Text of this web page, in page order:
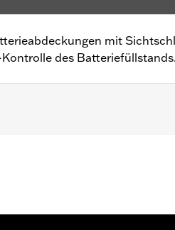
mit
des Batteriefüllstands.
nicht die Verwendung